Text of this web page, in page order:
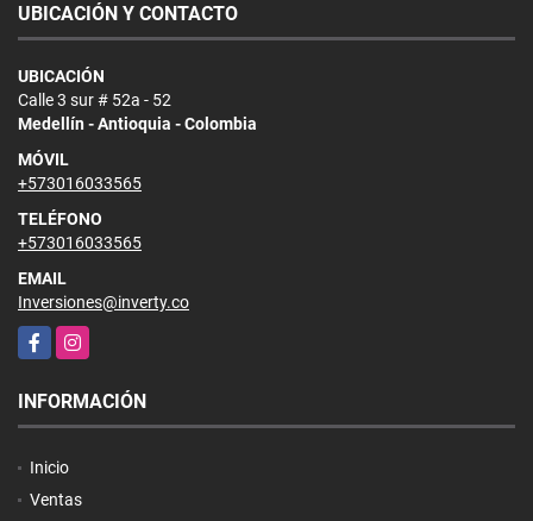
UBICACIÓN Y CONTACTO
UBICACIÓN
Calle 3 sur # 52a - 52
Medellín - Antioquia - Colombia
MÓVIL
+573016033565
TELÉFONO
+573016033565
EMAIL
Inversiones@inverty.co
FacebookInstagram
INFORMACIÓN
Inicio
Ventas